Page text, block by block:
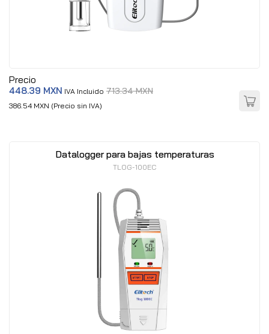
Precio
448.39 MXN IVA Incluido 713.34 MXN
386.54 MXN (Precio sin IVA)
Datalogger para bajas temperaturas
TLOG-100EC